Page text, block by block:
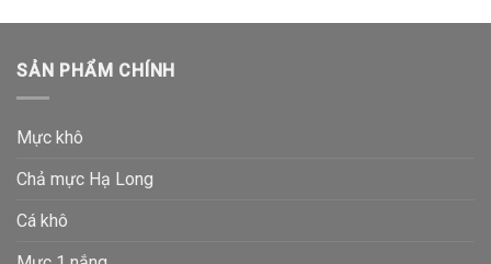
SẢN PHẨM CHÍNH
Mực khô
Chả mực Hạ Long
Cá khô